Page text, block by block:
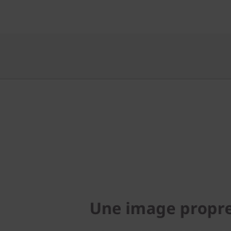
Une image